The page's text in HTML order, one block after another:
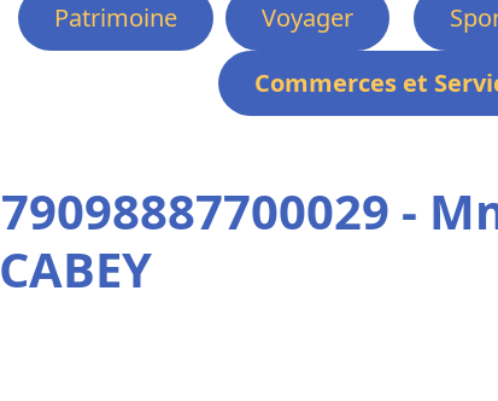
Patrimoine Voyager
Commerces et
-